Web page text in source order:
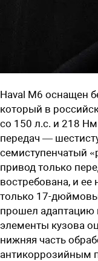
Haval M6 оснащен
который в
со 150 л.с. и 218
передач —
семиступенчатый
привод только
востребована, и
только 17-
прошел адаптацию
элементы кузова
нижняя часть
антикоррозийным